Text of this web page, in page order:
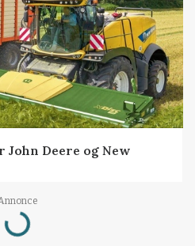
Deere og New